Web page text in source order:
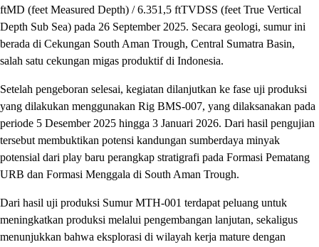
ftMD (feet Measured Depth) / 6.351,5 ftTVDSS (feet True Vertical
Depth Sub Sea) pada 26 September 2025. Secara geologi, sumur ini
berada di Cekungan South Aman Trough, Central Sumatra Basin,
salah satu cekungan migas produktif di Indonesia.
Setelah pengeboran selesai, kegiatan dilanjutkan ke fase uji produksi
yang dilakukan menggunakan Rig BMS-007, yang dilaksanakan pada
periode 5 Desember 2025 hingga 3 Januari 2026. Dari hasil pengujian
tersebut membuktikan potensi kandungan sumberdaya minyak
potensial dari play baru perangkap stratigrafi pada Formasi Pematang
URB dan Formasi Menggala di South Aman Trough.
Dari hasil uji produksi Sumur MTH-001 terdapat peluang untuk
meningkatkan produksi melalui pengembangan lanjutan, sekaligus
menunjukkan bahwa eksplorasi di wilayah kerja mature dengan